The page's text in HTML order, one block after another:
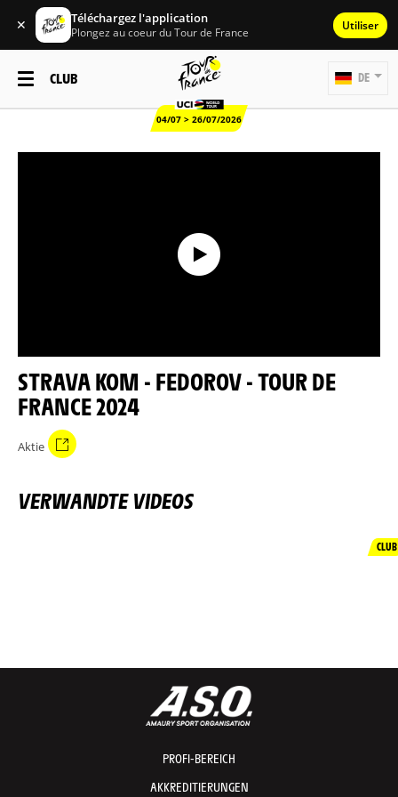
✕ Téléchargez l'application
Plongez au coeur du Tour de France Utiliser
CLUB
04/07 > 26/07/2026
DE
STRAVA KOM - FEDOROV - TOUR DE
FRANCE 2024
Aktie
VERWANDTE VIDEOS
CLUB
PROFI-BEREICH
AKKREDITIERUNGEN